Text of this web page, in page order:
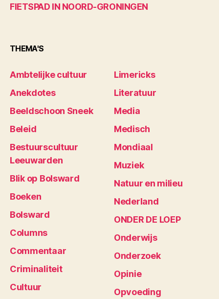
FIETSPAD IN NOORD-GRONINGEN
THEMA'S
Ambtelijke cultuur
Anekdotes
Beeldschoon Sneek
Beleid
Bestuurscultuur
Leeuwarden
Blik op Bolsward
Boeken
Bolsward
Columns
Commentaar
Criminaliteit
Cultuur
Limericks
Literatuur
Media
Medisch
Mondiaal
Muziek
Natuur en milieu
Nederland
ONDER DE LOEP
Onderwijs
Onderzoek
Opinie
Opvoeding